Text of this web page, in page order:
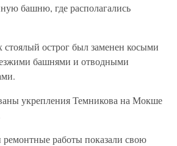
башню, где располагались
стоялый острог был заменен косыми
башнями и отводными
укрепления Темникова на Мокше
работы показали свою